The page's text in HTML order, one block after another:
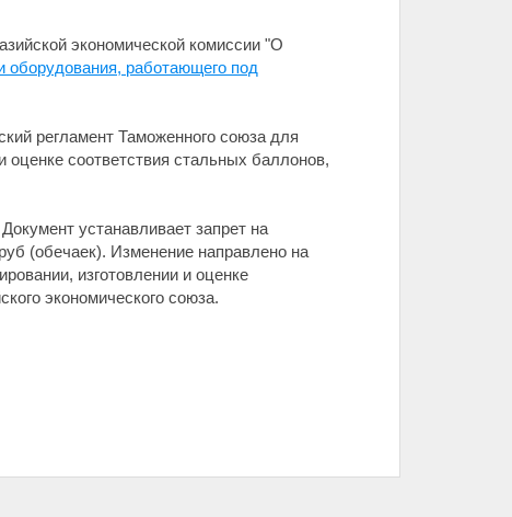
экономической комиссии "О
оборудования, работающего под
регламент Таможенного союза для
оценке соответствия стальных баллонов,
устанавливает запрет на
(обечаек). Изменение направлено на
изготовлении и оценке
экономического союза.